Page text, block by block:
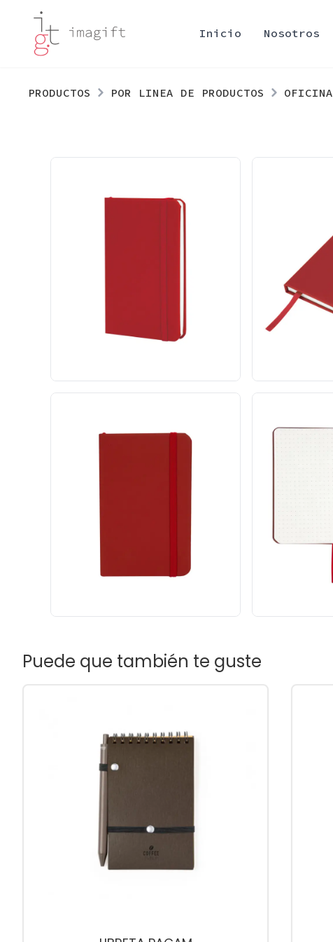
Inicio Nosotros
PRODUCTOS POR LINEA DE PRODUCTOS OFICINA
Puede que también te guste